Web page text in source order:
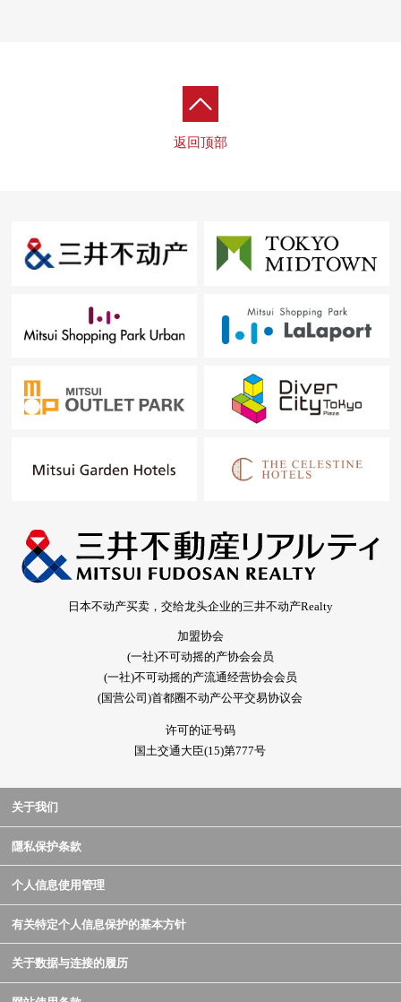
返回顶部
日本不动产买卖，交给龙头企业的三井不动产Realty
加盟协会
(一社)不可动摇的产协会会员
(一社)不可动摇的产流通经营协会会员
(国营公司)首都圈不动产公平交易协议会
许可的证号码
国土交通大臣(15)第777号
关于我们
隱私保护条款
个人信息使用管理
有关特定个人信息保护的基本方针
关于数据与连接的履历